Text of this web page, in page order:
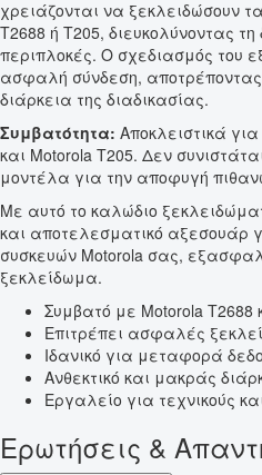
χρειάζονται να ξεκλειδώσουν
T2688 ή T205, διευκολύνοντας
περιπλοκές. Ο σχεδιασμός του
ασφαλή σύνδεση, αποτρέποντας
διάρκεια της διαδικασίας.
Συμβατότητα: Αποκλειστικά
και Motorola T205. Δεν
μοντέλα για την αποφυγή
Με αυτό το καλώδιο
και αποτελεσματικό αξεσουάρ
συσκευών Motorola σας,
ξεκλείδωμα.
Συμβατό με Motorola T2688
Επιτρέπει ασφαλές
Ιδανικό για μεταφορά
Ανθεκτικό και μακράς
Εργαλείο για τεχνικούς
Ερωτήσεις &